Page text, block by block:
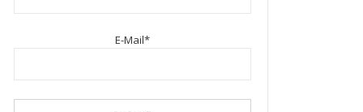
E-Mail*